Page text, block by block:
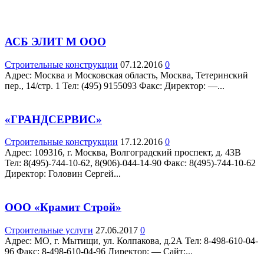
АСБ ЭЛИТ М ООО
Строительные конструкции 07.12.2016 0
Адрес: Москва и Московская область, Москва, Тетеринский
пер., 14/стр. 1 Teл: (495) 9155093 Факс: Директор: —...
«ГРАНДСЕРВИС»
Строительные конструкции 17.12.2016 0
Адрес: 109316, г. Москва, Волгоградский проспект, д. 43В
Teл: 8(495)-744-10-62, 8(906)-044-14-90 Факс: 8(495)-744-10-62
Директор: Головин Сергей...
ООО «Крамит Строй»
Строительные услуги 27.06.2017 0
Адрес: МО, г. Мытищи, ул. Колпакова, д.2А Teл: 8-498-610-04-
96 Факс: 8-498-610-04-96 Директор: — Сайт:...